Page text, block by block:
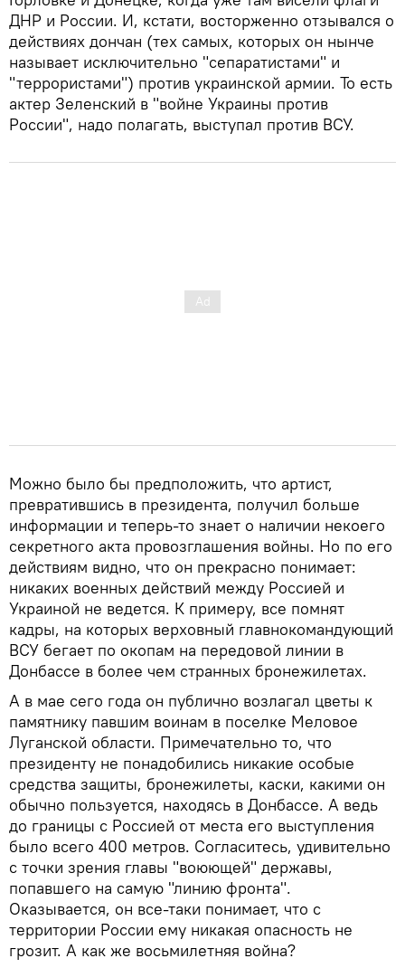
ДНР и России. И, кстати, восторженно отзывался о
действиях дончан (тех самых, которых он нынче
называет исключительно "сепаратистами" и
"террористами") против украинской армии. То есть
актер Зеленский в "войне Украины против
России", надо полагать, выступал против ВСУ.
Можно было бы предположить, что артист,
превратившись в президента, получил больше
информации и теперь-то знает о наличии некоего
секретного акта провозглашения войны. Но по его
действиям видно, что он прекрасно понимает:
никаких военных действий между Россией и
Украиной не ведется. К примеру, все помнят
кадры, на которых верховный главнокомандующий
ВСУ бегает по окопам на передовой линии в
Донбассе в более чем странных бронежилетах.
А в мае сего года он публично возлагал цветы к
памятнику павшим воинам в поселке Меловое
Луганской области. Примечательно то, что
президенту не понадобились никакие особые
средства защиты, бронежилеты, каски, какими он
обычно пользуется, находясь в Донбассе. А ведь
до границы с Россией от места его выступления
было всего 400 метров. Согласитесь, удивительно
с точки зрения главы "воюющей" державы,
попавшего на самую "линию фронта".
Оказывается, он все-таки понимает, что с
территории России ему никакая опасность не
грозит. А как же восьмилетняя война?